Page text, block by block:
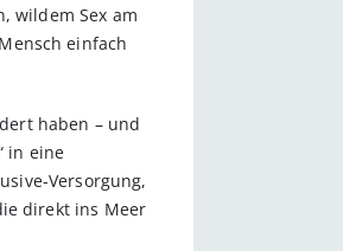
wildem Sex am
einfach
haben – und
in eine
Versorgung,
direkt ins Meer